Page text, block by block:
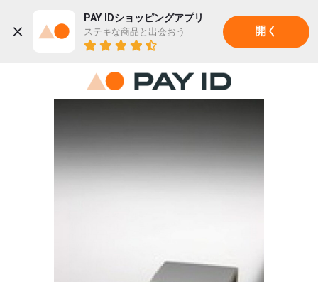
PAY IDショッピングアプリ
ステキな商品と出会おう 開く